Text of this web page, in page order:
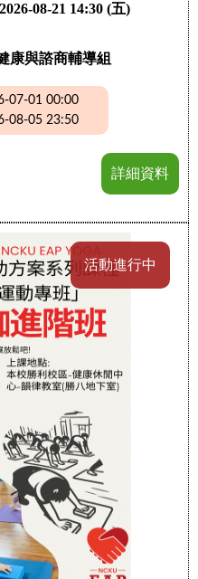
08-21 14:30 (五)
康與諮商輔導組
07-01 00:00
08-05 23:50
詳細資料
活動進行中